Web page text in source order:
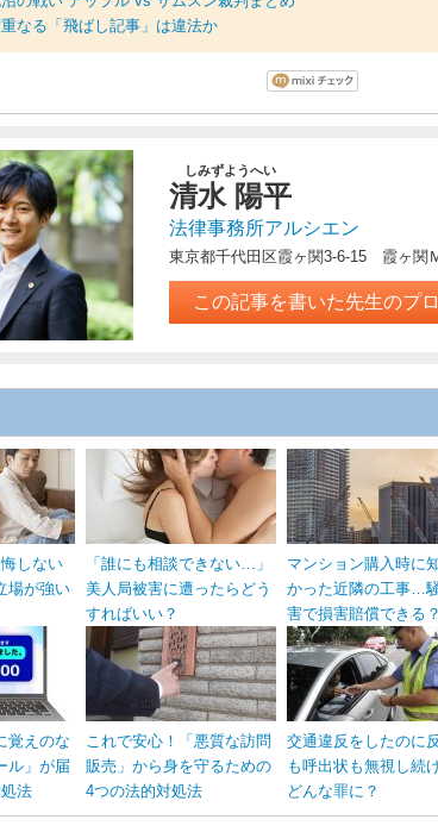
なる「飛ばし記事」は違法か
清水 陽平
しみずようへい
法律事務所アルシエン
東京都千代田区霞ヶ関3-6-15 霞ヶ関
この記事を書いた先生のプ
悔しない
場が強い
「誰にも相談できない…」
美人局被害に遭ったらどう
すればいい？
マンション購入時に
かった近隣の工事…
害で損害賠償できる？
覚えのな
ル」が届
法
これで安心！「悪質な訪問
販売」から身を守るための
4つの法的対処法
交通違反をしたのに
も呼出状も無視し続
どんな罪に？